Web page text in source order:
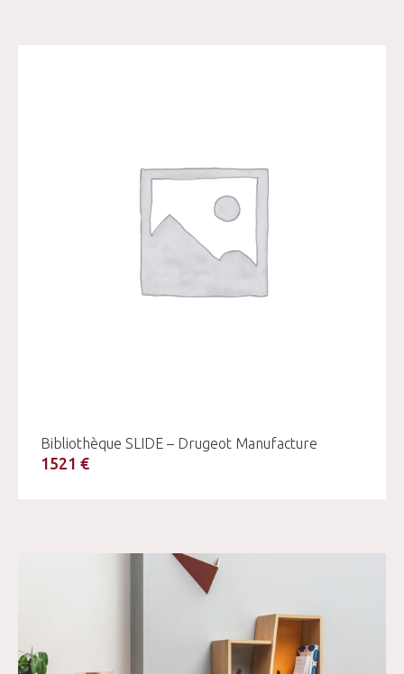
Bibliothèque SLIDE – Drugeot Manufacture
1521 €